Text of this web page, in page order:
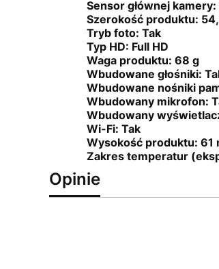
Sensor głównej kamery:
Szerokość produktu:
Tryb foto: Tak
Typ HD: Full HD
Waga produktu: 68 g
Wbudowane głośniki:
Wbudowane nośniki
Wbudowany mikrofon:
Wbudowany
Wi-Fi: Tak
Wysokość produktu: 61
Zakres temperatur
Opinie